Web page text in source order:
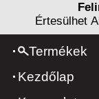
Értesülhet
Termékek
Kezdőlap